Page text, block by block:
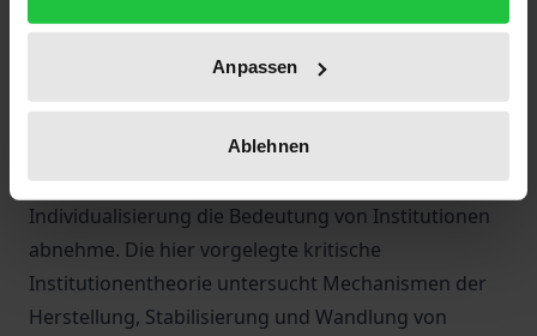
Anpassen
Ablehnen
ALT
Heute scheint es oft so, als ob in einer Welt der
globalen Systemvernetzungen und der
Individualisierung die Bedeutung von Institutionen
abnehme. Die hier vorgelegte kritische
Institutionentheorie untersucht Mechanismen der
Herstellung, Stabilisierung und Wandlung von